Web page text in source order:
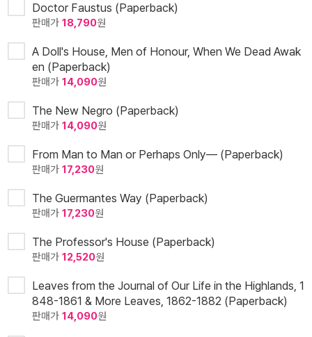
Doctor Faustus (Paperback)
판매가 18,790원
A Doll's House, Men of Honour, When We Dead Awak
en (Paperback)
판매가 14,090원
The New Negro (Paperback)
판매가 14,090원
From Man to Man or Perhaps Only— (Paperback)
판매가 17,230원
The Guermantes Way (Paperback)
판매가 17,230원
The Professor's House (Paperback)
판매가 12,520원
Leaves from the Journal of Our Life in the Highlands, 1
848-1861 & More Leaves, 1862-1882 (Paperback)
판매가 14,090원